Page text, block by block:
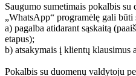
Saugumo sumetimais pokalbis
„WhatsApp“ programėlę gali būti
a) pagalba atidarant sąskaitą
etapus);
b) atsakymais į klientų
Pokalbis su duomenų valdytoju